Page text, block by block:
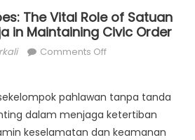
The Vital Role of Satuan
in Maintaining Civic Order
Comments Offon
Heroes:
The
Vital
pahlawan tanpa tanda
dalam menjaga ketertiban
keselamatan dan keamanan